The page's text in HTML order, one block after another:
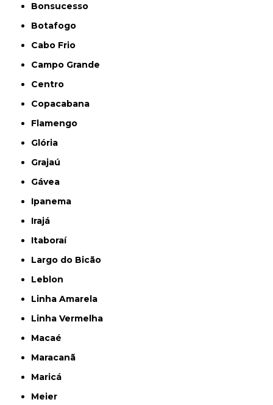
Bonsucesso
Botafogo
Cabo Frio
Campo Grande
Centro
Copacabana
Flamengo
Glória
Grajaú
Gávea
Ipanema
Irajá
Itaboraí
Largo do Bicão
Leblon
Linha Amarela
Linha Vermelha
Macaé
Maracanã
Maricá
Meier